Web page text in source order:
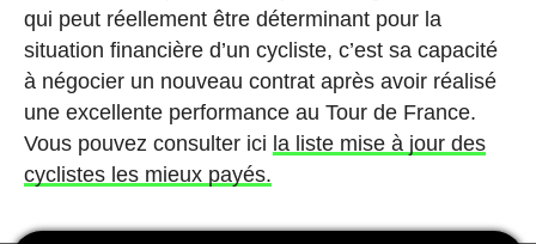
qui peut réellement être déterminant pour la
situation financière d’un cycliste, c’est sa capacité
à négocier un nouveau contrat après avoir réalisé
une excellente performance au Tour de France.
Vous pouvez consulter ici la liste mise à jour des
cyclistes les mieux payés.